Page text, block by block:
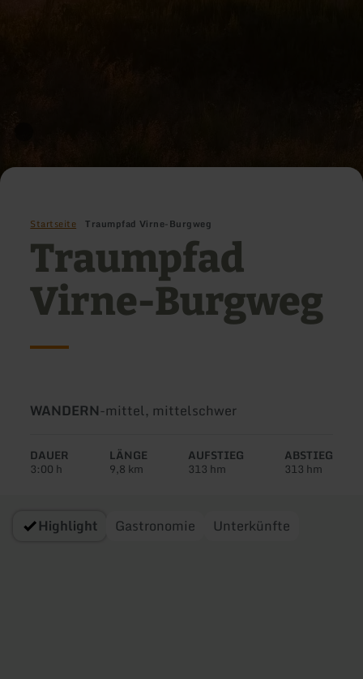
Startseite Traumpfad Virne-Burgweg
Traumpfad
Virne-Burgweg
Art
Tour:
WANDERN-Schwierigkeit:
mittel, mittelschwer
DAUER
3:00 h
LÄNGE
9,8 km
AUFSTIEG
313 hm
ABSTIEG
313 hm
Highlight Gastronomie Unterkünfte